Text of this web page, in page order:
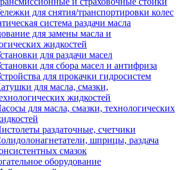
для снятия/транспортировки колес
система раздачи масла
для замены масла и
жидкостей
для раздачи масел
для сбора масел и антифриза
для прокачки гидросистем
для масла, смазки,
жидкостей
для масла, смазки, технологических
раздаточные, счетчики
шприцы, раздача
смазок
оборудование